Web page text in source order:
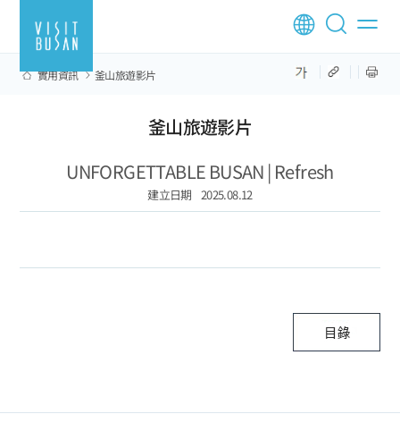
實用資訊 釜山旅遊影片
釜山旅遊影片
UNFORGETTABLE BUSAN | Refresh
建立日期 2025.08.12